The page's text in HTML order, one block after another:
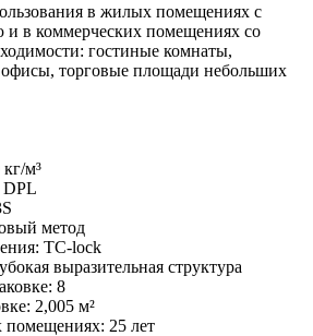
в жилых помещениях с
в коммерческих помещениях со
гостиные комнаты,
торговые площади небольших
м³
DPL
метод
TC-lock
выразительная структура
8
2,005 м²
25 лет